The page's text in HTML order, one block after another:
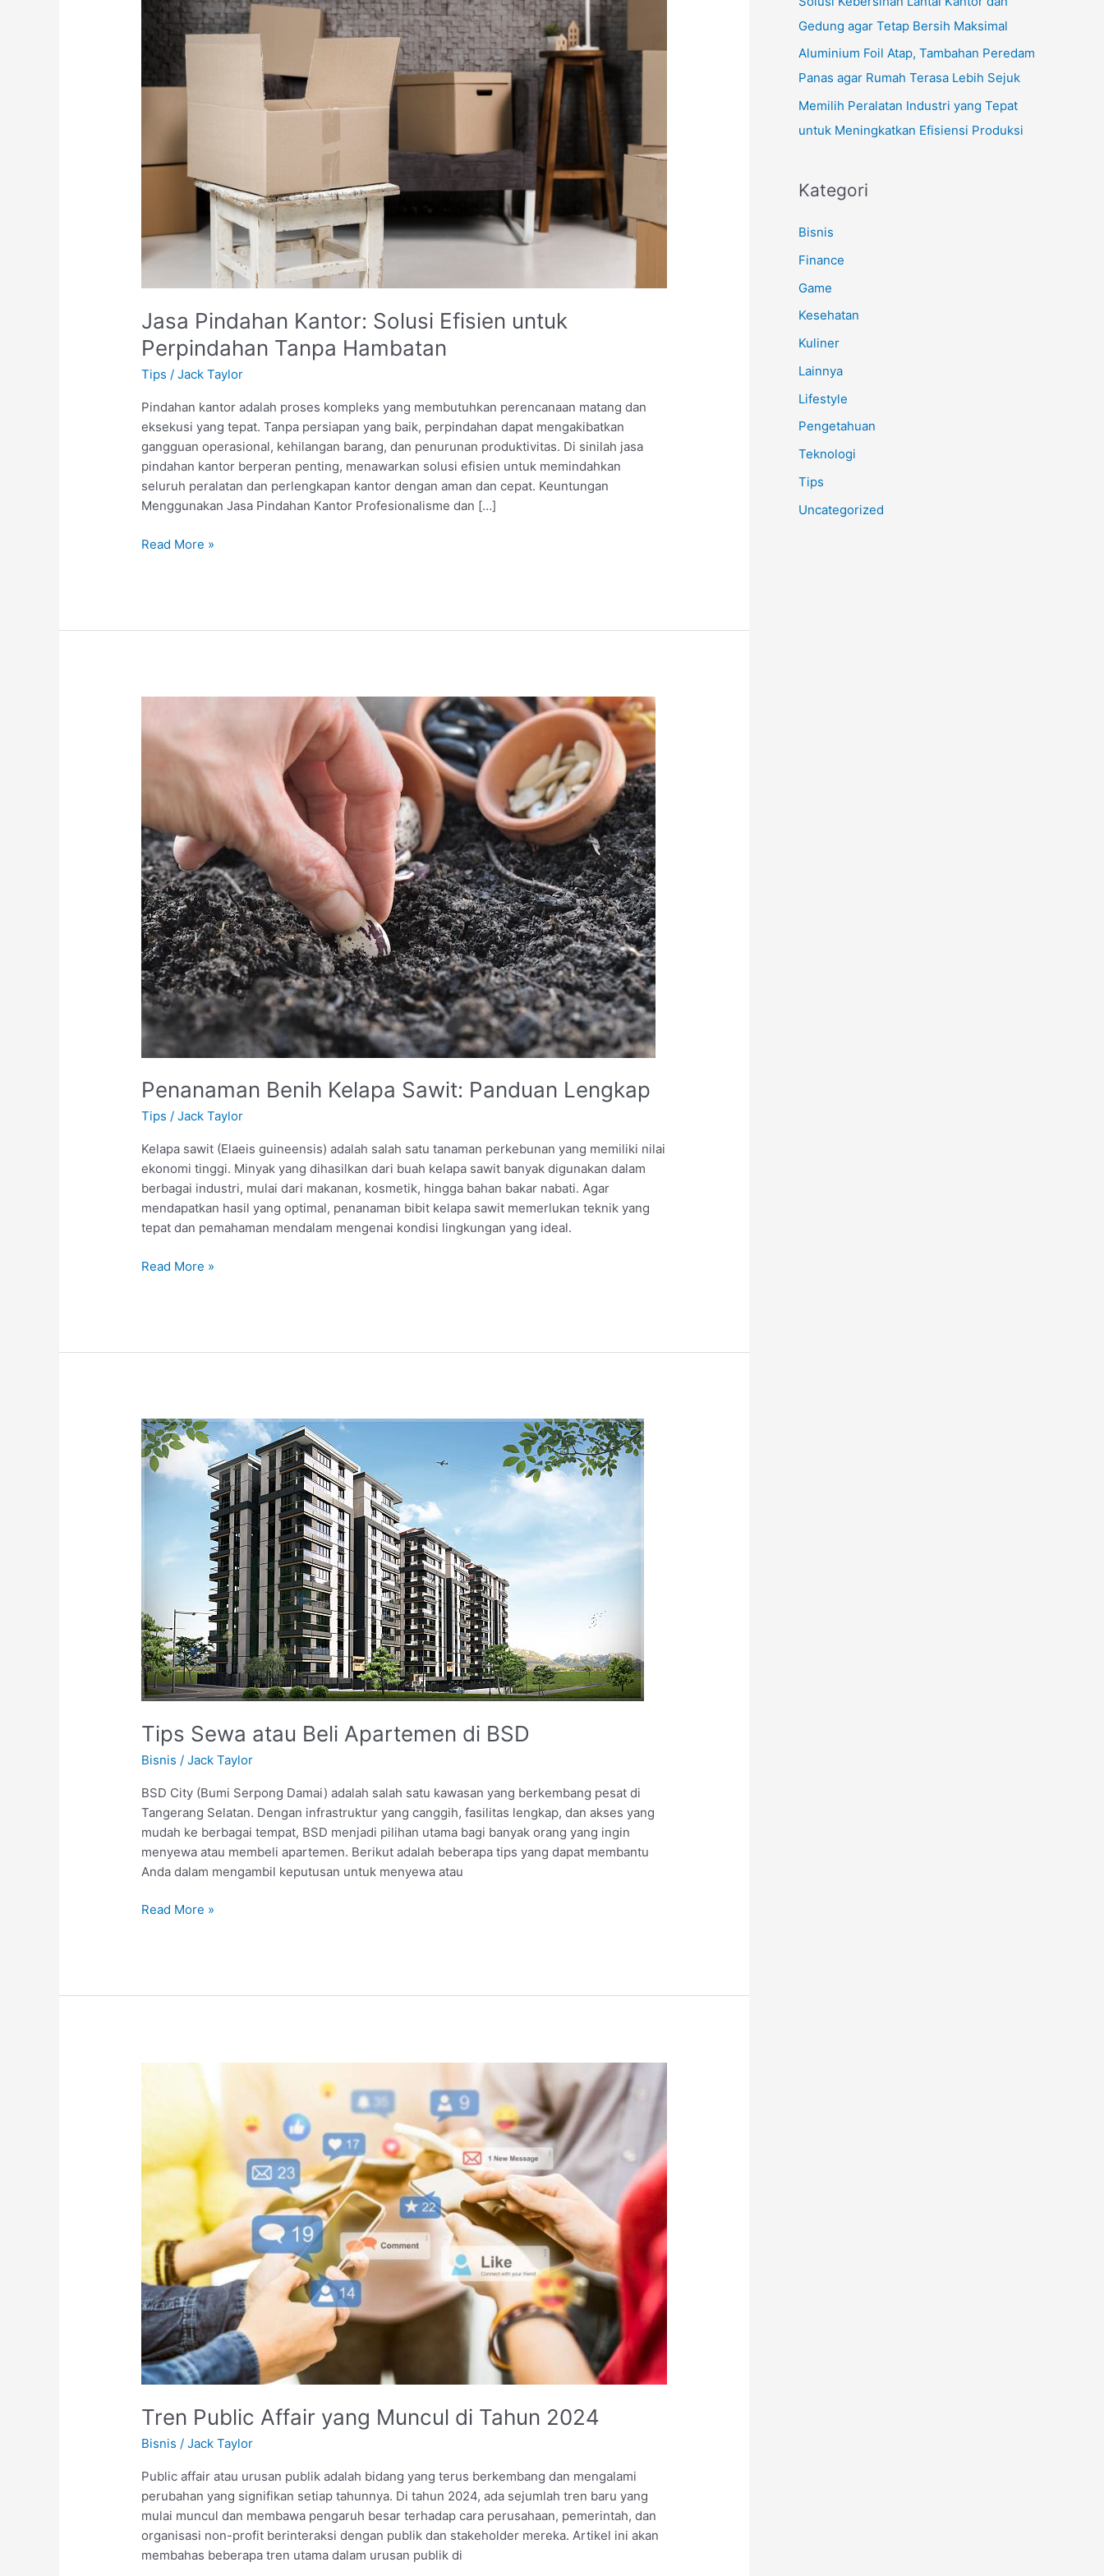
Jasa Pindahan Kantor: Solusi Efisien untuk
Perpindahan Tanpa Hambatan
Tips /Jack Taylor
Pindahan kantor adalah proses kompleks yang membutuhkan perencanaan matang dan
eksekusi yang tepat. Tanpa persiapan yang baik, perpindahan dapat mengakibatkan
gangguan operasional, kehilangan barang, dan penurunan produktivitas. Di sinilah jasa
pindahan kantor berperan penting, menawarkan solusi efisien untuk memindahkan
seluruh peralatan dan perlengkapan kantor dengan aman dan cepat. Keuntungan
Menggunakan Jasa Pindahan Kantor Profesionalisme dan […]
Jasa
Hambatan
Read More »
Penanaman Benih Kelapa Sawit: Panduan Lengkap
Tips /Jack Taylor
Kelapa sawit (Elaeis guineensis) adalah salah satu tanaman perkebunan yang memiliki nilai
ekonomi tinggi. Minyak yang dihasilkan dari buah kelapa sawit banyak digunakan dalam
berbagai industri, mulai dari makanan, kosmetik, hingga bahan bakar nabati. Agar
mendapatkan hasil yang optimal, penanaman bibit kelapa sawit memerlukan teknik yang
tepat dan pemahaman mendalam mengenai kondisi lingkungan yang ideal.
Penanaman
Read More »
Tips Sewa atau Beli Apartemen di BSD
Bisnis /Jack Taylor
BSD City (Bumi Serpong Damai) adalah salah satu kawasan yang berkembang pesat di
Tangerang Selatan. Dengan infrastruktur yang canggih, fasilitas lengkap, dan akses yang
mudah ke berbagai tempat, BSD menjadi pilihan utama bagi banyak orang yang ingin
menyewa atau membeli apartemen. Berikut adalah beberapa tips yang dapat membantu
Anda dalam mengambil keputusan untuk menyewa atau
Tips
Read More »
Tren Public Affair yang Muncul di Tahun 2024
Bisnis /Jack Taylor
Public affair atau urusan publik adalah bidang yang terus berkembang dan mengalami
perubahan yang signifikan setiap tahunnya. Di tahun 2024, ada sejumlah tren baru yang
mulai muncul dan membawa pengaruh besar terhadap cara perusahaan, pemerintah, dan
organisasi non-profit berinteraksi dengan publik dan stakeholder mereka. Artikel ini akan
membahas beberapa tren utama dalam urusan publik di
Gedung agar Tetap Bersih Maksimal
Aluminium Foil Atap, Tambahan Peredam
Panas agar Rumah Terasa Lebih Sejuk
Memilih Peralatan Industri yang Tepat
untuk Meningkatkan Efisiensi Produksi
Kategori
Bisnis
Finance
Game
Kesehatan
Kuliner
Lainnya
Lifestyle
Pengetahuan
Teknologi
Tips
Uncategorized